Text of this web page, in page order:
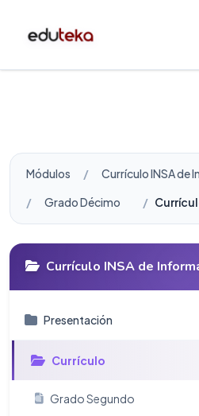
Módulos
Currículo INSA de
Grado Décimo
Currículo INSA de
Presentación
Currículo
Grado Segundo